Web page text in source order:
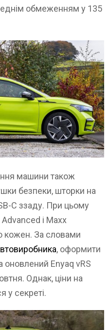
обмеженням у 135
машини також
безпеки, шторки на
C ззаду. При цьому
Advanced і Maxx
кожен. За словами
, оформити
Enyaq vRS
Однак, ціни на
у секреті.